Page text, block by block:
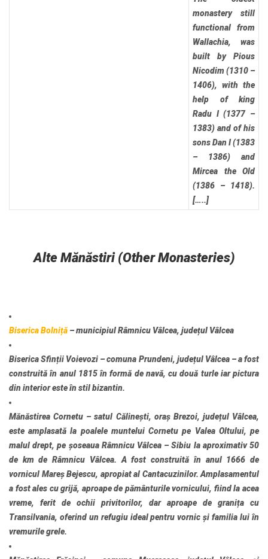
monastery still
functional from
Wallachia, was
built by Pious
Nicodim (1310 –
1406), with the
help of king
Radu I (1377 –
1383) and of his
sons Dan I (1383
– 1386) and
Mircea the Old
(1386 – 1418).
[…..]
Alte Mănăstiri (Other Monasteries)
Biserica Bolniță – municipiul Râmnicu Vâlcea, județul Vâlcea
Biserica Sfinții Voievozi – comuna Prundeni, județul Vâlcea – a fost
construită în anul 1815 în formă de navă, cu două turle iar pictura
din interior este în stil bizantin.
Mănăstirea Cornetu – satul Călinești, oraș Brezoi, județul Vâlcea,
este amplasată la poalele muntelui Cornetu pe Valea Oltului, pe
malul drept, pe șoseaua Râmnicu Vâlcea – Sibiu la aproximativ 50
de km de Râmnicu Vâlcea. A fost construită în anul 1666 de
vornicul Mareș Bejescu, apropiat al Cantacuzinilor. Amplasamentul
a fost ales cu grijă, aproape de pământurile vornicului, fiind la acea
vreme, ferit de ochii privitorilor, dar aproape de granița cu
Transilvania, oferind un refugiu ideal pentru vornic și familia lui în
vremurile grele.